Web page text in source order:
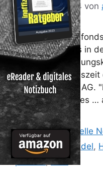
20. August 2014 von
Frankfurt
den DAX ging es in
wieder auf
war trotz Urlaubszeit
Deutsche Börse AG.
Anzahl der Trades …
Kategorien
Reisen: Aktuelle
Schlagwörter
alte,ETFHandel,
punktet,Welt